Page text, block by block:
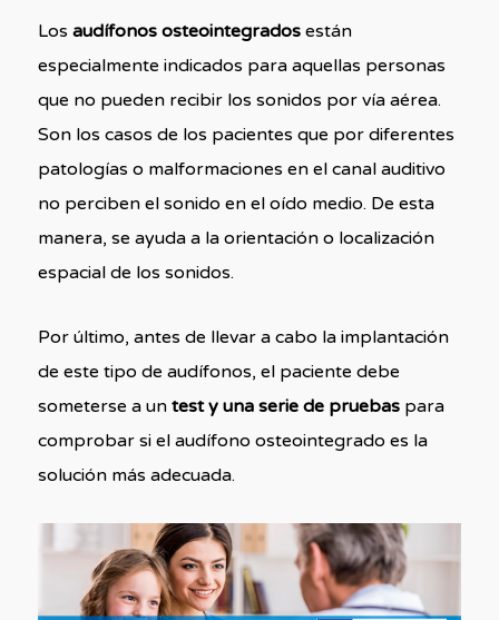
Los audífonos osteointegradosestán
especialmente indicados para aquellas personas
que no pueden recibir los sonidos por vía aérea.
Son los casos de los pacientes que por diferentes
patologías o malformaciones en el canal auditivo
no perciben el sonido en el oído medio. De esta
manera, se ayuda a la orientación o localización
espacial de los sonidos.
Por último, antes de llevar a cabo la implantación
de este tipo de audífonos, el paciente debe
someterse a un test y una serie de pruebaspara
comprobar si el audífono osteointegrado es la
solución más adecuada.